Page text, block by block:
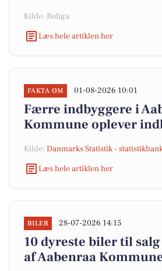
Kilde: Boliga
Læs hele artiklen her
FAKTA OM 01-08-2026 10:01
Færre indbyggere i
Kommune oplever
Kilde: Danmarks Statistik -
Læs hele artiklen her
BILER 28-07-2026 14:15
10 dyreste biler til
af Aabenraa